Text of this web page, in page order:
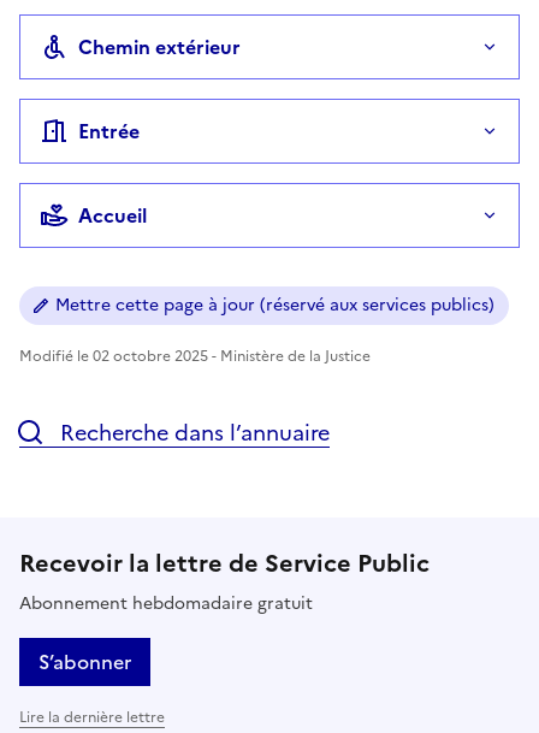
Chemin extérieur
Entrée
Accueil
Mettre cette page à jour (réservé aux services publics)
Modifié le 02 octobre 2025 - Ministère de la Justice
Recherche dans l’annuaire
Recevoir la lettre de Service Public
Abonnement hebdomadaire gratuit
S’abonner
Lire la dernière lettre